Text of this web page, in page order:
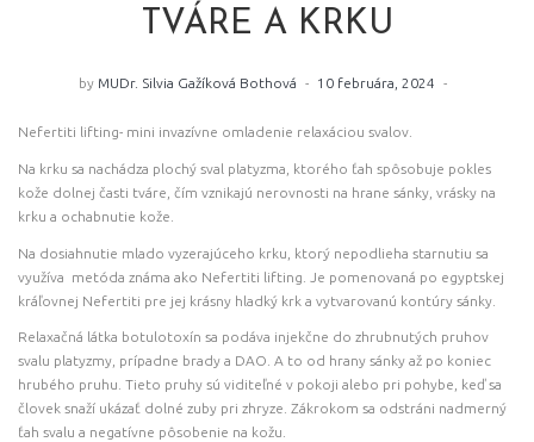
TVÁRE A KRKU
by MUDr. Silvia Gažíková Bothová 10 februára, 2024
Nefertiti lifting- mini invazívne omladenie relaxáciou svalov.
Na krku sa nachádza plochý sval platyzma, ktorého ťah spôsobuje pokles
kože dolnej časti tváre, čím vznikajú nerovnosti na hrane sánky, vrásky na
krku a ochabnutie kože.
Na dosiahnutie mlado vyzerajúceho krku, ktorý nepodlieha starnutiu sa
využíva metóda známa ako Nefertiti lifting. Je pomenovaná po egyptskej
kráľovnej Nefertiti pre jej krásny hladký krk a vytvarovanú kontúry sánky.
Relaxačná látka botulotoxín sa podáva injekčne do zhrubnutých pruhov
svalu platyzmy, prípadne brady a DAO. A to od hrany sánky až po koniec
hrubého pruhu. Tieto pruhy sú viditeľné v pokoji alebo pri pohybe, keď sa
človek snaží ukázať dolné zuby pri zhryze. Zákrokom sa odstráni nadmerný
ťah svalu a negatívne pôsobenie na kožu.